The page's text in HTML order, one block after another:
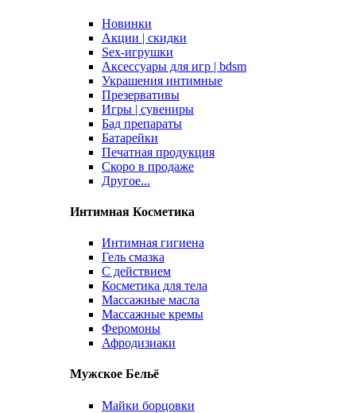
Новинки
Акции | скидки
Sex-игрушки
Аксессуары для игр | bdsm
Украшения интимные
Презервативы
Игры | сувениры
Бад препараты
Батарейки
Печатная продукция
Скоро в продаже
Другое...
Интимная Косметика
Интимная гигиена
Гель смазка
С действием
Косметика для тела
Массажные масла
Массажные кремы
Феромоны
Афродизиаки
Мужское Бельё
Майки борцовки